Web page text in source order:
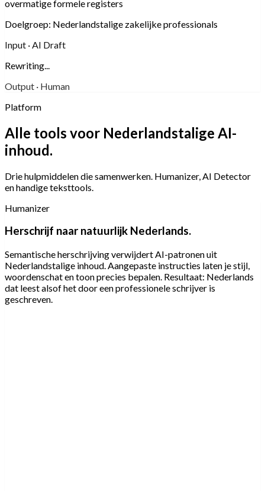
overmatige formele registers
Doelgroep: Nederlandstalige zakelijke professionals
Input · AI Draft
Rewriting...
Output · Human
Platform
Alle tools voor Nederlandstalige AI-
inhoud.
Drie hulpmiddelen die samenwerken. Humanizer, AI Detector
en handige teksttools.
Humanizer
Herschrijf naar natuurlijk Nederlands.
Semantische herschrijving verwijdert AI-patronen uit
Nederlandstalige inhoud. Aangepaste instructies laten je stijl,
woordenschat en toon precies bepalen. Resultaat: Nederlands
dat leest alsof het door een professionele schrijver is
geschreven.